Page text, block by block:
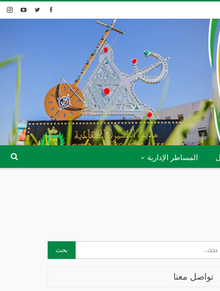
المساطر الإدارية
تواصل معنا